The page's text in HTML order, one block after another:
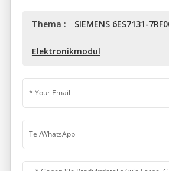
Thema : SIEMENS 6ES7131-
Elektronikmodul